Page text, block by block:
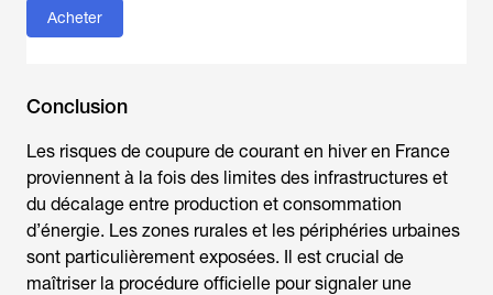
Acheter
Conclusion
Les risques de coupure de courant en hiver en France
proviennent à la fois des limites des infrastructures et
du décalage entre production et consommation
d’énergie. Les zones rurales et les périphéries urbaines
sont particulièrement exposées. Il est crucial de
maîtriser la procédure officielle poursignaler une